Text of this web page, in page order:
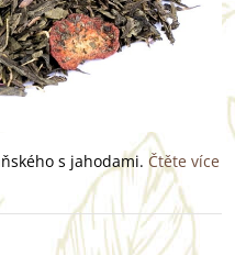
s jahodami. Čtěte více